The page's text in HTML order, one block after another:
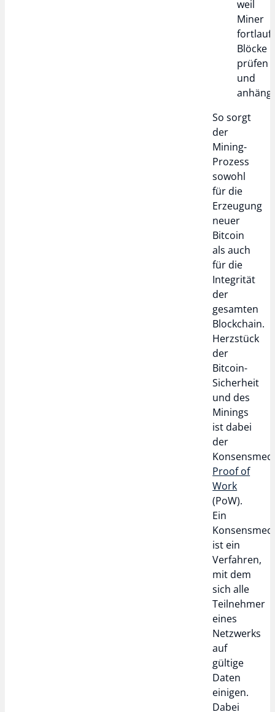
weil
Miner
Blöcke
prüfen
und
So sorgt
der
Mining-
Prozess
sowohl
für die
Erzeugung
neuer
Bitcoin
als auch
für die
Integrität
der
gesamten
Blockchain.
Herzstück
der
Bitcoin-
Sicherheit
und des
Minings
ist dabei
der
Proof of
Work
(PoW).
Ein
ist ein
Verfahren,
mit dem
sich alle
Teilnehmer
eines
Netzwerks
auf
gültige
Daten
einigen.
Dabei